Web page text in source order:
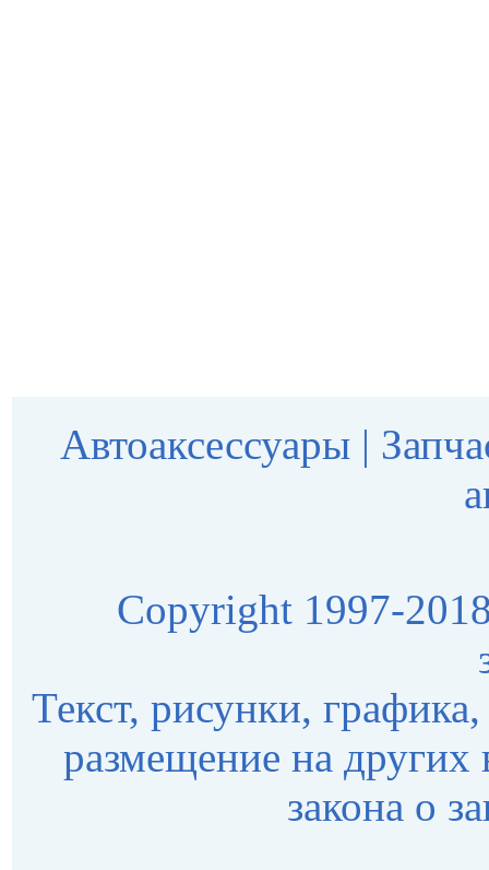
Автоаксессуары|
Copyright 1997-
Текст, рисунки,
размещение на других
закона о